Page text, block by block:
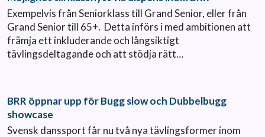
Exempelvis från Seniorklass till Grand Senior, eller från
Grand Senior till 65+. Detta införs i med ambitionen att
främja ett inkluderande och långsiktigt
tävlingsdeltagande och att stödja rätt…
BRR öppnar upp för Bugg slow och Dubbelbugg
showcase
Svensk danssport får nu två nya tävlingsformer inom